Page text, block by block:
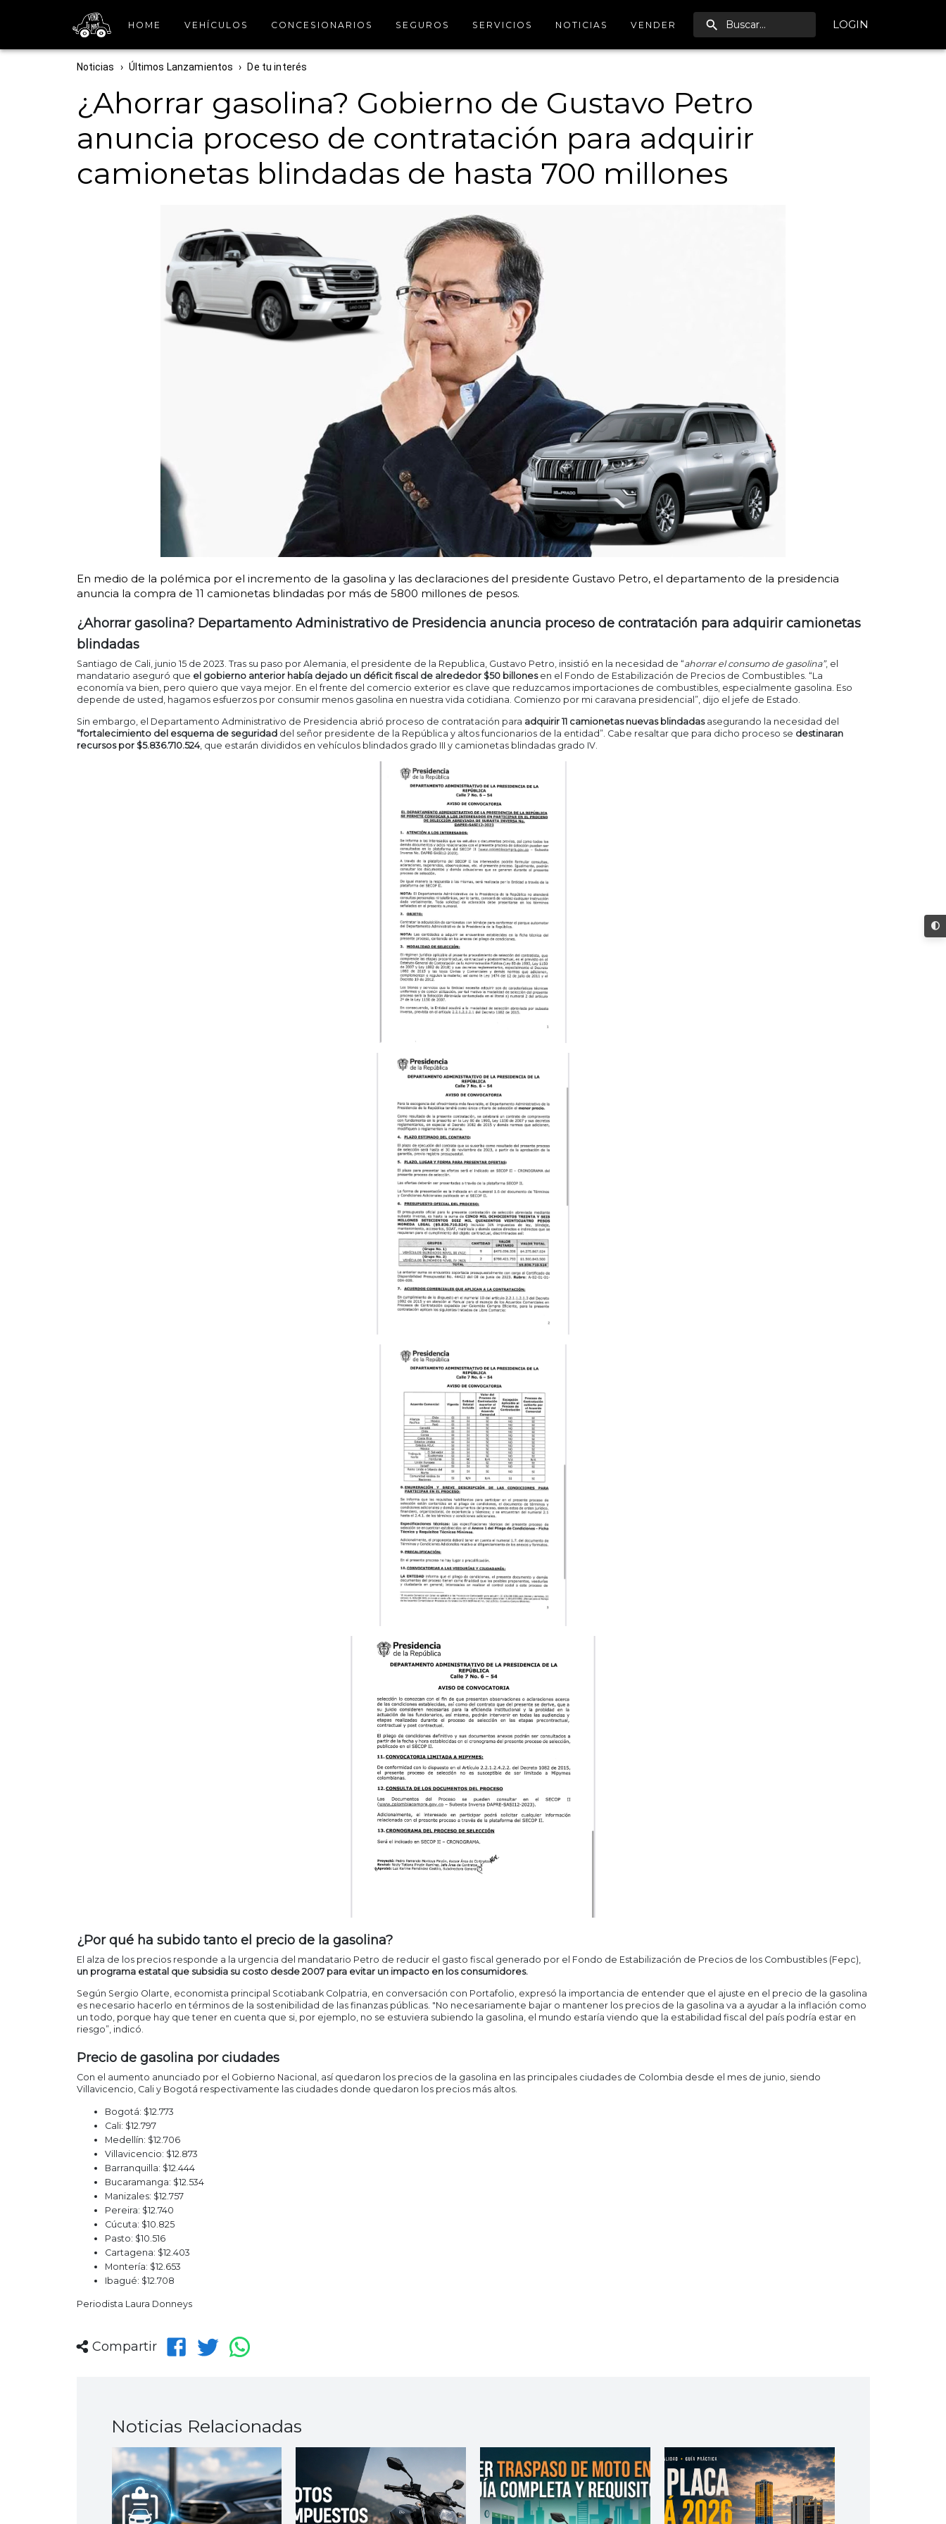
HOME VEHÍCULOS CONCESIONARIOS SEGUROS SERVICIOS NOTICIAS VENDER LOGIN
Noticias › Últimos Lanzamientos › De tu interés
¿Ahorrar gasolina? Gobierno de Gustavo Petro
anuncia proceso de contratación para adquirir
camionetas blindadas de hasta 700 millones
En medio de la polémica por el incremento de la gasolina y las declaraciones del presidente Gustavo Petro, el departamento de la presidencia
anuncia la compra de 11 camionetas blindadas por más de 5800 millones de pesos.
¿Ahorrar gasolina? Departamento Administrativo de Presidencia anuncia proceso de contratación para adquirir camionetas
blindadas
Santiago de Cali, junio 15 de 2023. Tras su paso por Alemania, el presidente de la Republica, Gustavo Petro, insistió en la necesidad de “ahorrar el consumo de gasolina”, el
mandatario aseguró que el gobierno anterior había dejado un déficit fiscal de alrededor $50 billones en el Fondo de Estabilización de Precios de Combustibles. “La
economía va bien, pero quiero que vaya mejor. En el frente del comercio exterior es clave que reduzcamos importaciones de combustibles, especialmente gasolina. Eso
depende de usted, hagamos esfuerzos por consumir menos gasolina en nuestra vida cotidiana. Comienzo por mi caravana presidencial”, dijo el jefe de Estado.
Sin embargo, el Departamento Administrativo de Presidencia abrió proceso de contratación para adquirir 11 camionetas nuevas blindadas asegurando la necesidad del
“fortalecimiento del esquema de seguridad del señor presidente de la República y altos funcionarios de la entidad”. Cabe resaltar que para dicho proceso se destinaran
recursos por $5.836.710.524, que estarán divididos en vehículos blindados grado III y camionetas blindadas grado IV.
¿Por qué ha subido tanto el precio de la gasolina?
El alza de los precios responde a la urgencia del mandatario Petro de reducir el gasto fiscal generado por el Fondo de Estabilización de Precios de los Combustibles (Fepc),
un programa estatal que subsidia su costo desde 2007 para evitar un impacto en los consumidores.
Según Sergio Olarte, economista principal Scotiabank Colpatria, en conversación con Portafolio, expresó la importancia de entender que el ajuste en el precio de la gasolina
es necesario hacerlo en términos de la sostenibilidad de las finanzas públicas. "No necesariamente bajar o mantener los precios de la gasolina va a ayudar a la inflación como
un todo, porque hay que tener en cuenta que si, por ejemplo, no se estuviera subiendo la gasolina, el mundo estaría viendo que la estabilidad fiscal del país podría estar en
riesgo”, indicó.
Precio de gasolina por ciudades
Con el aumento anunciado por el Gobierno Nacional, así quedaron los precios de la gasolina en las principales ciudades de Colombia desde el mes de junio, siendo
Villavicencio, Cali y Bogotá respectivamente las ciudades donde quedaron los precios más altos.
Bogotá: $12.773
Cali: $12.797
Medellín: $12.706
Villavicencio: $12.873
Barranquilla: $12.444
Bucaramanga: $12.534
Manizales: $12.757
Pereira: $12.740
Cúcuta: $10.825
Pasto: $10.516
Cartagena: $12.403
Montería: $12.653
Ibagué: $12.708
Periodista Laura Donneys
Compartir
Noticias Relacionadas